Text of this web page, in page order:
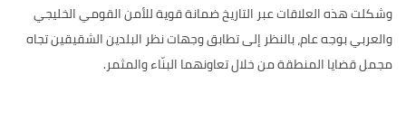
وشكلت هذه العلاقات عبر التاريخ ضمانة قوية للأمن القومي الخليجي
والعربي بوجه عام، بالنظر إلى تطابق وجهات نظر البلدين الشقيقين تجاه
مجمل قضايا المنطقة من خلال تعاونهما البنّاء والمثمر.